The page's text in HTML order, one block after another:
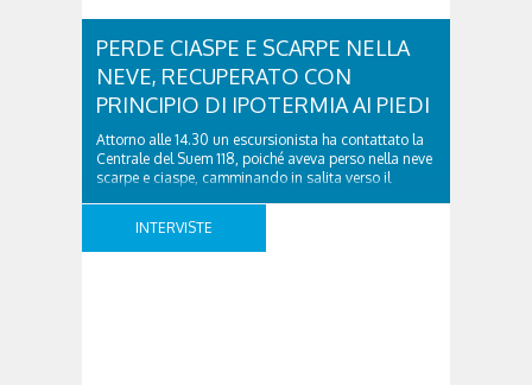
PERDE CIASPE E SCARPE NELLA
NEVE, RECUPERATO CON
PRINCIPIO DI IPOTERMIA AI PIEDI
Attorno alle 14.30 un escursionista ha contattato la
Centrale del Suem 118, poiché aveva perso nella neve
scarpe e ciaspe, camminando in salita verso il
recuperare le ciaspe ed era stato costretto dal gelo a
fermarsi. Con la comunicazione ..
INTERVISTE